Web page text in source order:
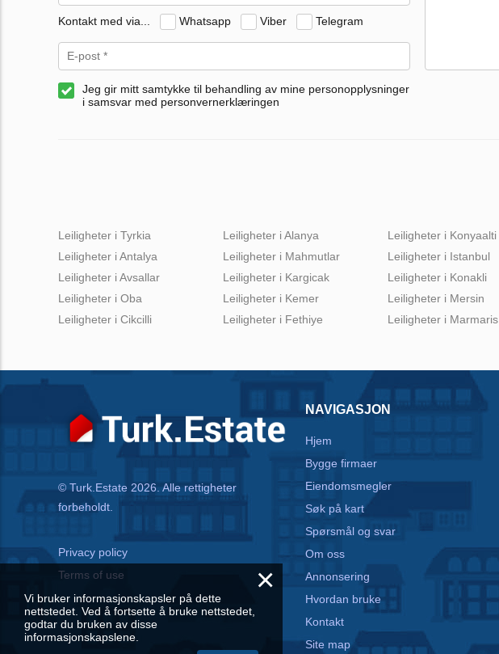
Kontakt med via... Whatsapp Viber Telegram
Jeg gir mitt samtykke til behandling av mine personopplysninger
i samsvar med personvernerklæringen
Leiligheter i Tyrkia
Leiligheter i Antalya
Leiligheter i Avsallar
Leiligheter i Oba
Leiligheter i Cikcilli
Leiligheter i Alanya
Leiligheter i Mahmutlar
Leiligheter i Kargicak
Leiligheter i Kemer
Leiligheter i Fethiye
Leiligheter i Konyaalti
Leiligheter i Istanbul
Leiligheter i Konakli
Leiligheter i Mersin
Leiligheter i Marmaris
© Turk.Estate 2026. Alle rettigheter
forbeholdt.
Privacy policy
Terms of use
NAVIGASJON
Hjem
Bygge firmaer
Eiendomsmegler
Søk på kart
Spørsmål og svar
Om oss
Annonsering
Hvordan bruke
Kontakt
Site map
×
Vi bruker informasjonskapsler på dette
nettstedet. Ved å fortsette å bruke nettstedet,
godtar du bruken av disse
informasjonskapslene.